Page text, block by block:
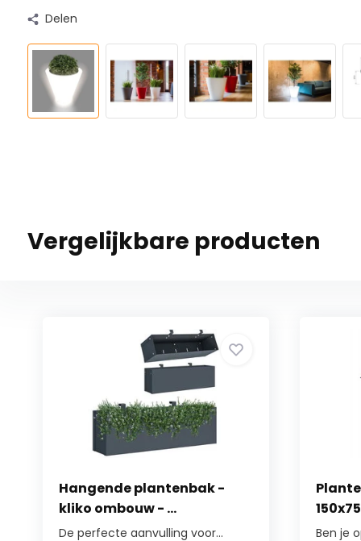
Delen
Vergelijkbare producten
Hangende plantenbak -
kliko ombouw - ...
De perfecte aanvulling voor... Ben je